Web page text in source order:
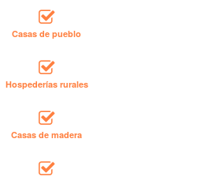
Casas de pueblo
Hospederías rurales
Casas de madera